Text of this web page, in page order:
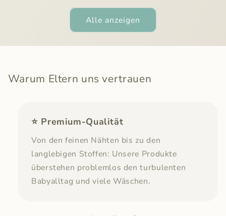
Alle anzeigen
Warum Eltern uns vertrauen
⭐ Premium-Qualität
Von den feinen Nähten bis zu den
langlebigen Stoffen: Unsere Produkte
überstehen problemlos den turbulenten
Babyalltag und viele Wäschen.